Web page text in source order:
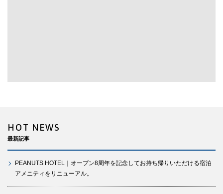
HOT NEWS
最新記事
PEANUTS HOTEL｜オープン8周年を記念してお持ち帰りいただける宿泊
アメニティをリニューアル。